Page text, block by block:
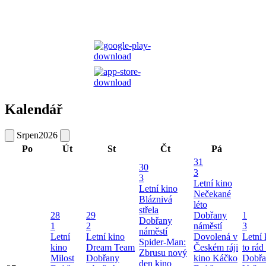
Kalendář
Srpen2026
Po
Út St Čt Pá
28
1
Letní
kino
Milost
29
2
Letní kino
Dream Team
Dobřany
30
3
Letní kino
Bláznivá
střela
Dobřany
náměstí
Spider-Man:
Zbrusu nový
den kino
31
3
Letní kino
Nečekané
léto
Dobřany
náměstí
Dovolená v
Českém ráji
kino Káčko
1
3
Letní
to